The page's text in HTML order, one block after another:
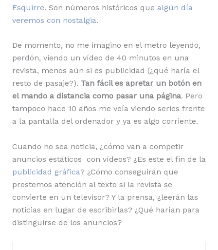
Esquirre. Son números históricos que algún día
veremos con nostalgia.
De momento, no me imagino en el metro leyendo,
perdón, viendo un vídeo de 40 minutos en una
revista, menos aún si es publicidad (¿qué haría el
resto de pasaje?). Tan fácil es apretar un botón en
el mando a distancia como pasar una página. Pero
tampoco hace 10 años me veía viendo series frente
a la pantalla del ordenador y ya es algo corriente.
Cuando no sea noticia, ¿cómo van a competir
anuncios estáticos con vídeos? ¿Es este el fin de la
publicidad gráfica? ¿Cómo conseguirán que
prestemos atención al texto si la revista se
convierte en un televisor? Y la prensa, ¿leerán las
noticias en lugar de escribirlas? ¿Qué harían para
distinguirse de los anuncios?